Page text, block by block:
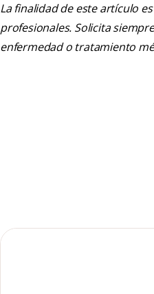
La finalidad de este artículo
profesionales. Solicita
enfermedad o tratamiento